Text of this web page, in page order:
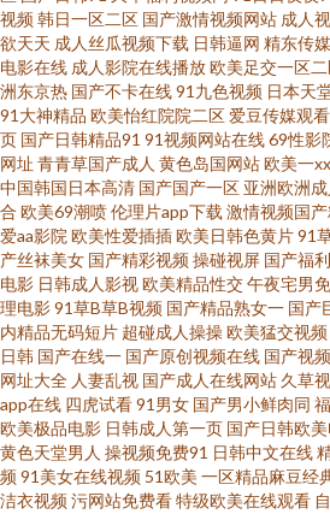
一区二区三区 亚洲日本视频 91地址网址 久久
污污污 91看黄下 av超碰人人操 国产成人福利
午夜剧场 东京热男人天堂 狼友AV色导航 欧美
妻人人干 成人福利视频影院 国产日韩欧美一
日韩欧美福利导航 五月丁香基地av 最新午夜
91 国产浮力 激情网站网址 欧美美逼 日韩涩汇
已拍视频 超碰人人操在线 国产精品传媒1 久草
妻 午夜影院欧美 69人人操 97超碰艹人人艹 超
视频韩日一区二区 国产激情视频网站 成人
欲天天 成人丝瓜视频下载 日韩逼网 精东传
电影在线 成人影院在线播放欧美足交一区
洲东京热 国产不卡在线91九色视频 日本天
91大神精品 欧美怡红院院二区爱豆传媒观
页 国产日韩精品91 91视频网站在线69性影
网址 青青草国产成人 黄色岛国网站欧美一
中国韩国日本高清 国产国产一区 亚洲欧洲成
合 欧美69潮喷伦理片app下载 激情视频国
爱aa影院 欧美性爱插插欧美日韩色黄片91
产丝袜美女 国产精彩视频操碰视屏 国产福
电影 日韩成人影视欧美精品性交午夜宅男
理电影91草B草B视频 国产精品熟女一 国产
内精品无码短片 超碰成人操操欧美猛交视频
日韩 国产在线一 国产原创视频在线 国产视
网址大全 人妻乱视 国产成人在线网站 久草
app在线 四虎试看91男女 国产男小鲜肉同
欧美极品电影 日韩成人第一页 国产日韩欧
黄色天堂男人 操视频免费91 日韩中文在线
频91美女在线视频 51欧美 一区精品麻豆经
洁衣视频污网站免费看特级欧美在线观看